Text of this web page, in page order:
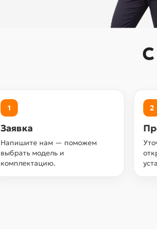
1
Заявка
Напишите нам — поможем
выбрать модель и
комплектацию.
2